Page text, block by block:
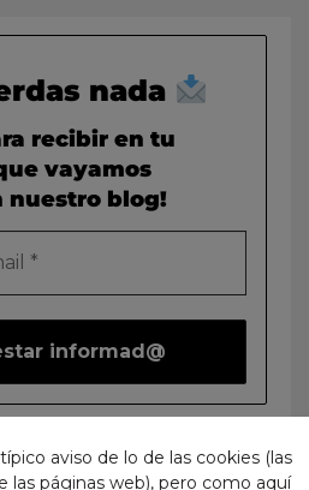
nada
recibir en tu
vayamos
nuestro blog!
aviso de lo de las cookies (las
las páginas web), pero como aquí